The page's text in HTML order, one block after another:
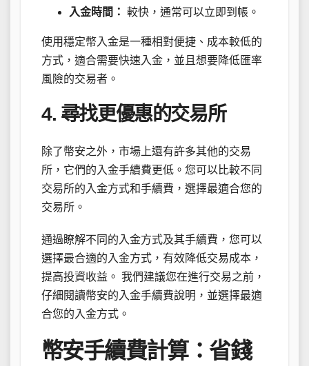
入金時間： 較快，通常可以立即到帳。
使用穩定幣入金是一種相對便捷、成本較低的
方式，適合需要快速入金，並且想要降低匯率
風險的交易者。
4. 尋找更優惠的交易所
除了幣安之外，市場上還有許多其他的交易
所，它們的入金手續費更低。您可以比較不同
交易所的入金方式和手續費，選擇最適合您的
交易所。
通過瞭解不同的入金方式及其手續費，您可以
選擇最合適的入金方式，有效降低交易成本，
提高投資收益。 我們建議您在進行交易之前，
仔細閱讀幣安的入金手續費說明，並選擇最適
合您的入金方式。
幣安手續費計算：省錢